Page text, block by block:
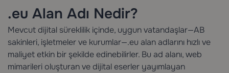
.eu Alan Adı Nedir?
Mevcut dijital süreklilik içinde, uygun vatandaşlar—AB
sakinleri, işletmeler ve kurumlar—.eu alan adlarını hızlı ve
maliyet etkin bir şekilde edinebilirler. Bu ad alanı, web
mimarileri oluşturan ve dijital eserler yayımlayan